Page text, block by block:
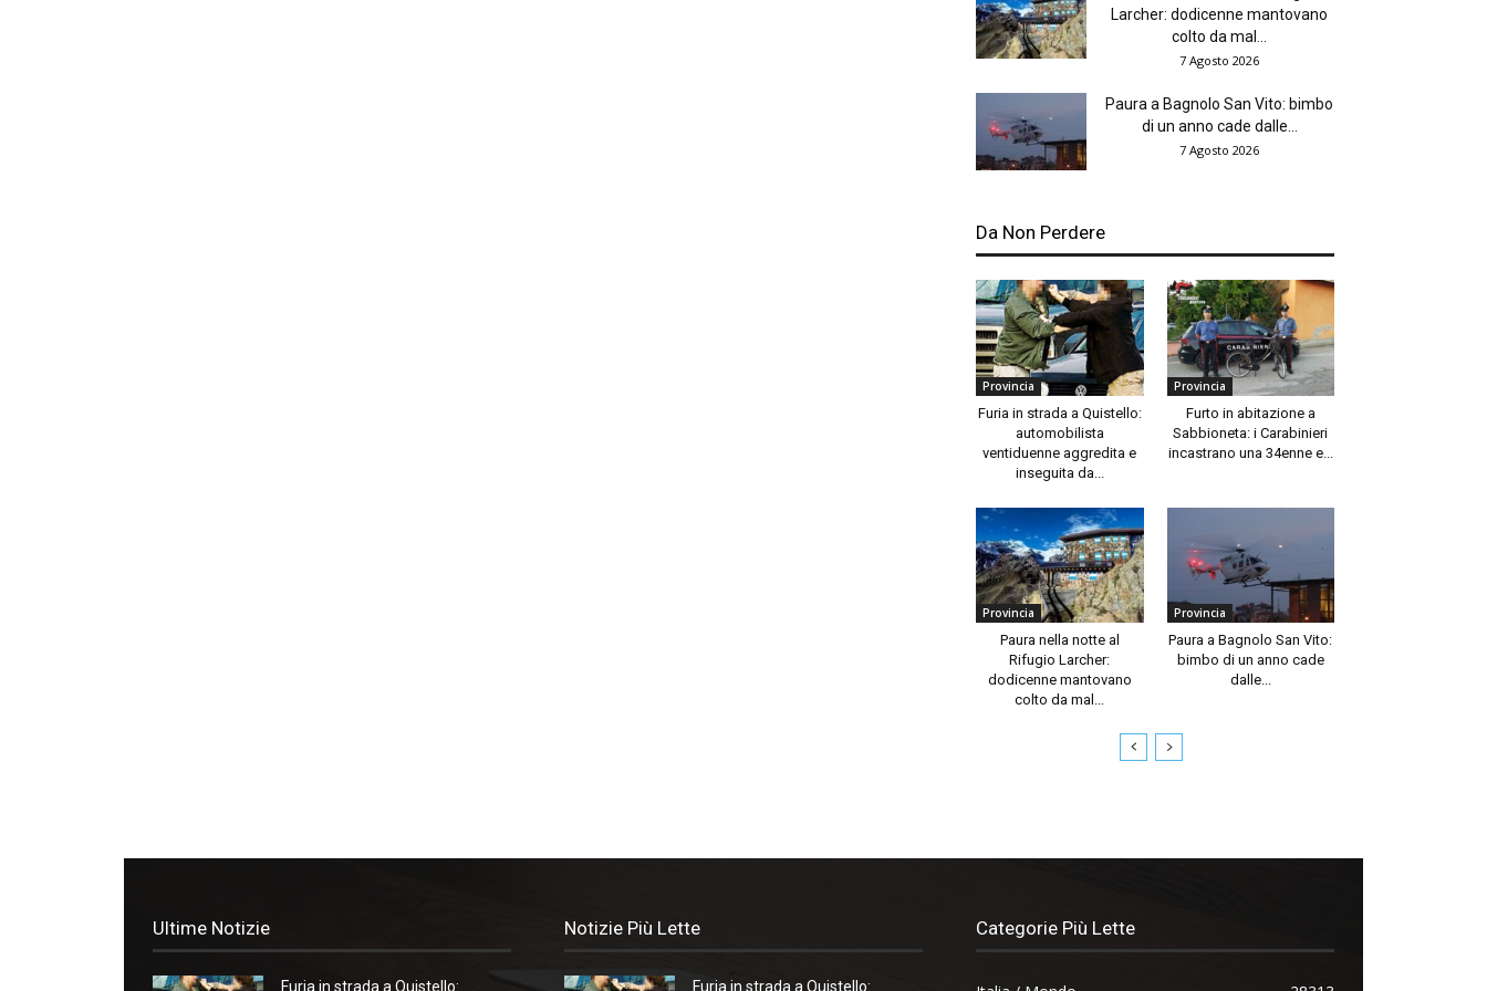
Larcher: dodicenne mantovano
colto da mal...
7 Agosto 2026
Paura a Bagnolo San Vito: bimbo
di un anno cade dalle...
7 Agosto 2026
Da Non Perdere
Provincia
Furia in strada a Quistello:
automobilista
ventiduenne aggredita e
inseguita da...
Provincia
Furto in abitazione a
Sabbioneta: i Carabinieri
incastrano una 34enne e...
Provincia
Paura nella notte al
Rifugio Larcher:
dodicenne mantovano
colto da mal...
Provincia
Paura a Bagnolo San Vito:
bimbo di un anno cade
dalle...
Ultime Notizie
Furia in strada a Quistello:
Notizie Più Lette
Furia in strada a Quistello:
Categorie Più Lette